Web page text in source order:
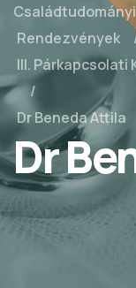
Rendezvények
III. Párkapcsolati
Dr Beneda Attila
Dr